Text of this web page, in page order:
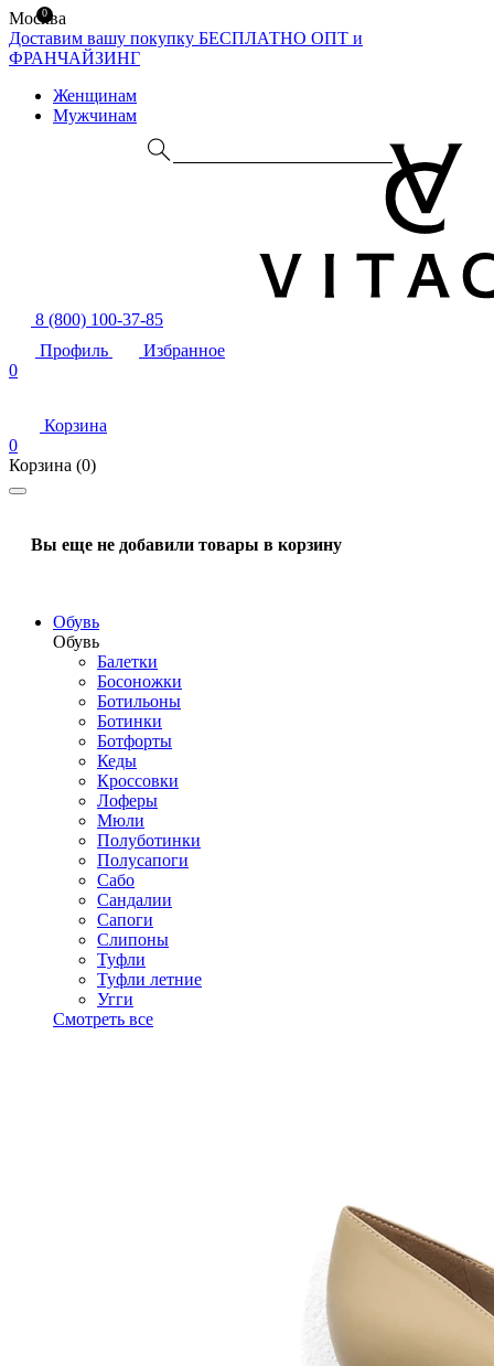
Москва
Доставим вашу покупку БЕСПЛАТНО ОПТ и
ФРАНЧАЙЗИНГ
Женщинам
Мужчинам
8 (800) 100-37-85
Профиль
Избранное
0
Корзина
0
Корзина (0)
Вы еще не добавили товары в корзину
Обувь
Обувь
Балетки
Босоножки
Ботильоны
Ботинки
Ботфорты
Кеды
Кроссовки
Лоферы
Мюли
Полуботинки
Полусапоги
Сабо
Сандалии
Сапоги
Слипоны
Туфли
Туфли летние
Угги
Смотреть все
0